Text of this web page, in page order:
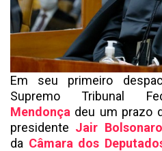
Em seu primeiro
Supremo Tribunal
Mendonça deu um prazo
presidente Jair Bolsonaro
da Câmara dos